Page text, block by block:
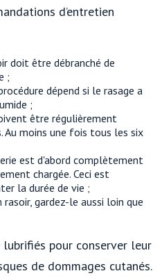
d’entretien
doit être débranché de
;
dépend si le rasage a
;
être régulièrement
Au moins une fois tous les six
est d'abord complètement
chargée. Ceci est
la durée de vie ;
gardez-le aussi loin que
pour conserver leur
de dommages cutanés.